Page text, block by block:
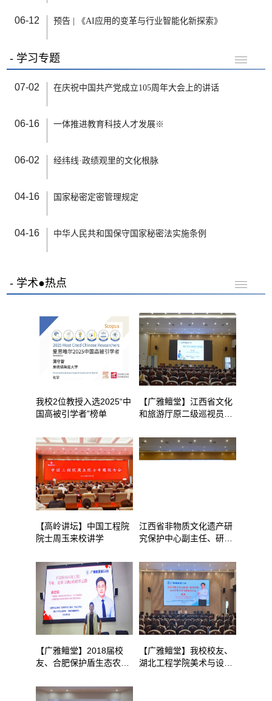
06-12 预告 | 《AI应用的变革与行业智能化新探索》
学习专题
07-02 在庆祝中国共产党成立105周年大会上的讲话
06-16 一体推进教育科技人才发展※
06-02 经纬线·政绩观里的文化根脉
04-16 国家秘密定密管理规定
04-16 中华人民共和国保守国家秘密法实施条例
学术●热点
我校2位教授入选2025“中
国高被引学者”榜单
【广雅鳣堂】江西省文化
和旅游厅原二级巡视员万
【高岭讲坛】中国工程院
院士周玉来校讲学
江西省非物质文化遗产研
究保护中心副主任、研究
【广雅鳣堂】2018届校
友、合肥保护盾生态农业
伟来校讲学
【广雅鳣堂​】我校校友、
湖北工程学院美术与设计